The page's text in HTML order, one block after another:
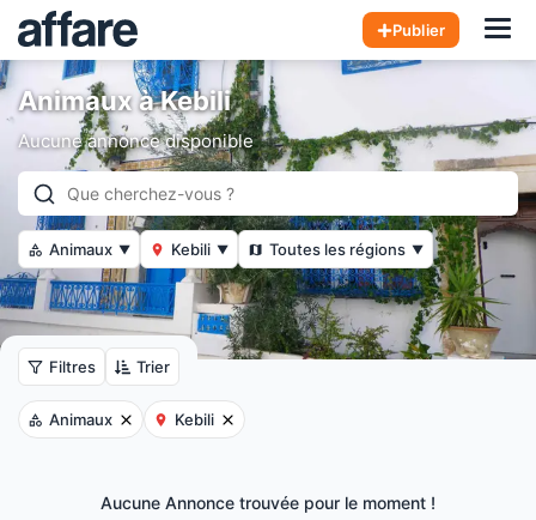
Publier
Animaux à Kebili
Aucune annonce disponible
Animaux ▼ Kebili ▼ Toutes les régions ▼
Filtres Trier
Animaux Kebili
Aucune Annonce trouvée pour le moment !